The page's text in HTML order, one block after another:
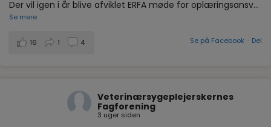
Der vil igen i år blive afviklet ERFA møde for oplæringsansv...
Se mere
Se på Facebook · Del
16 1 4
Veterinærsygeplejerskernes
Fagforening
3 uger siden